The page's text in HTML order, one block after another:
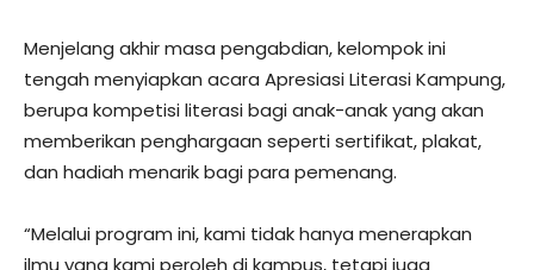
Menjelang akhir masa pengabdian, kelompok ini
tengah menyiapkan acara Apresiasi Literasi Kampung,
berupa kompetisi literasi bagi anak-anak yang akan
memberikan penghargaan seperti sertifikat, plakat,
dan hadiah menarik bagi para pemenang.
“Melalui program ini, kami tidak hanya menerapkan
ilmu yang kami peroleh di kampus, tetapi juga